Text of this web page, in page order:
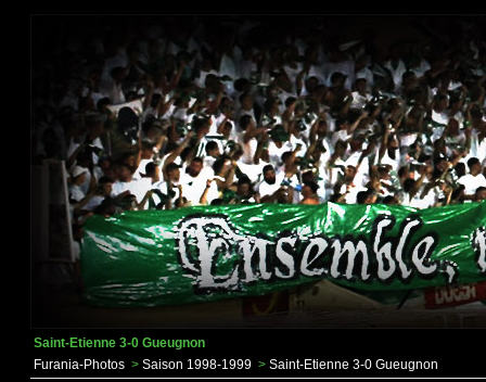
Saint-Etienne 3-0 Gueugnon
Furania-Photos > Saison 1998-1999 > Saint-Etienne 3-0 Gueugnon